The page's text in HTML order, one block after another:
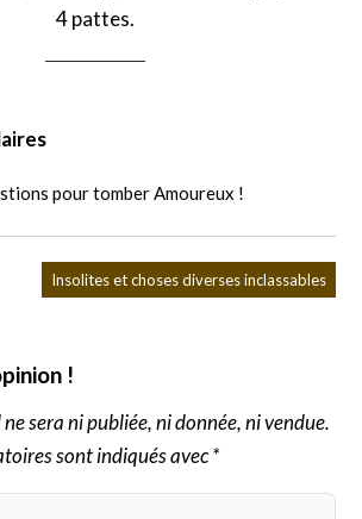
4 pattes.
pour tomber Amoureux !
Insolites et choses diverses inclassables
!
sera ni publiée, ni donnée, ni vendue.
sont indiqués avec *